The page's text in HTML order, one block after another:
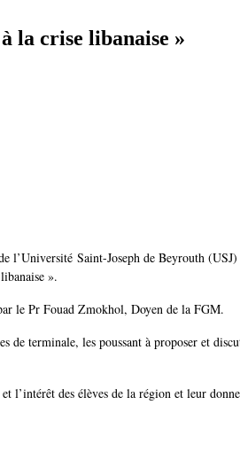
la crise libanaise »
l’Université Saint-Joseph de Beyrouth
».
le Pr Fouad Zmokhol, Doyen de la FGM.
terminale, les poussant à proposer et
des élèves de la région et leur